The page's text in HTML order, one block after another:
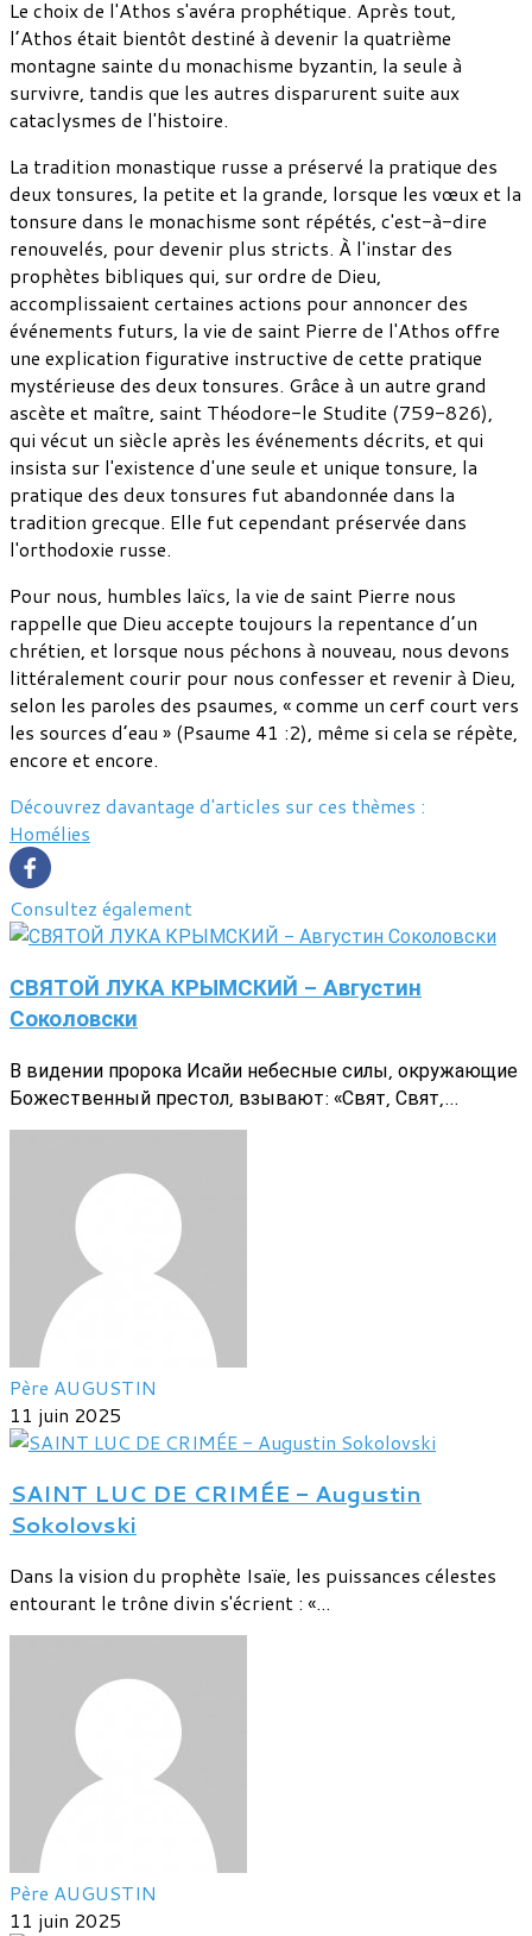
Le choix de l'Athos s'avéra prophétique. Après tout,
l’Athos était bientôt destiné à devenir la quatrième
montagne sainte du monachisme byzantin, la seule à
survivre, tandis que les autres disparurent suite aux
cataclysmes de l'histoire.
La tradition monastique russe a préservé la pratique des
deux tonsures, la petite et la grande, lorsque les vœux et la
tonsure dans le monachisme sont répétés, c'est-à-dire
renouvelés, pour devenir plus stricts. À l'instar des
prophètes bibliques qui, sur ordre de Dieu,
accomplissaient certaines actions pour annoncer des
événements futurs, la vie de saint Pierre de l'Athos offre
une explication figurative instructive de cette pratique
mystérieuse des deux tonsures. Grâce à un autre grand
ascète et maître, saint Théodore-le Studite (759-826),
qui vécut un siècle après les événements décrits, et qui
insista sur l'existence d'une seule et unique tonsure, la
pratique des deux tonsures fut abandonnée dans la
tradition grecque. Elle fut cependant préservée dans
l'orthodoxie russe.
Pour nous, humbles laïcs, la vie de saint Pierre nous
rappelle que Dieu accepte toujours la repentance d’un
chrétien, et lorsque nous péchons à nouveau, nous devons
littéralement courir pour nous confesser et revenir à Dieu,
selon les paroles des psaumes, « comme un cerf court vers
les sources d’eau » (Psaume 41 :2), même si cela se répète,
encore et encore.
Découvrez davantage d'articles sur ces thèmes :
Homélies
Consultez également
СВЯТОЙ ЛУКА КРЫМСКИЙ - Августин
Соколовски
В видении пророка Исайи небесные силы, окружающие
Божественный престол, взывают: «Свят, Свят,...
Père AUGUSTIN
11 juin 2025
SAINT LUC DE CRIMÉE - Augustin
Sokolovski
Dans la vision du prophète Isaïe, les puissances célestes
entourant le trône divin s'écrient : «...
Père AUGUSTIN
11 juin 2025